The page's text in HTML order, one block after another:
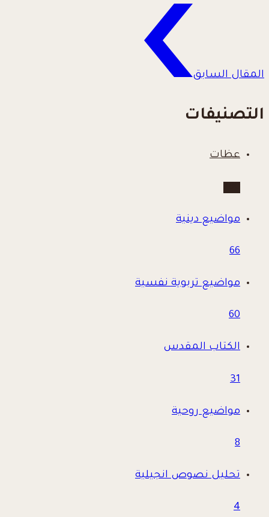
المقال السابق
التصنيفات
عظات
مواضيع دينية
66
مواضيع تربوية نفسية
60
الكتاب المقدس
31
مواضيع روحية
8
تحليل نصوص انجيلية
4